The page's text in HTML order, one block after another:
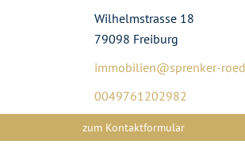
Wilhelmstrasse 18
79098 Freiburg
immobilien@sprenker-
0049761202982
zum Kontaktformular